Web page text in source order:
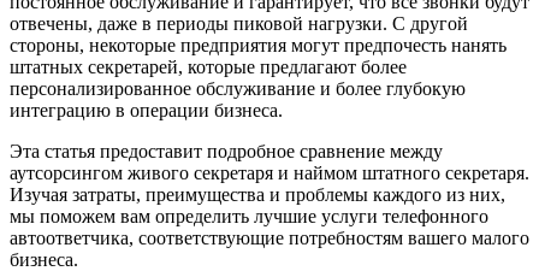
отвечены, даже в периоды пиковой нагрузки. С другой
стороны, некоторые предприятия могут предпочесть нанять
штатных секретарей, которые предлагают более
персонализированное обслуживание и более глубокую
интеграцию в операции бизнеса.
Эта статья предоставит подробное сравнение между
аутсорсингом живого секретаря и наймом штатного секретаря.
Изучая затраты, преимущества и проблемы каждого из них,
мы поможем вам определить лучшие услуги телефонного
автоответчика, соответствующие потребностям вашего малого
бизнеса.